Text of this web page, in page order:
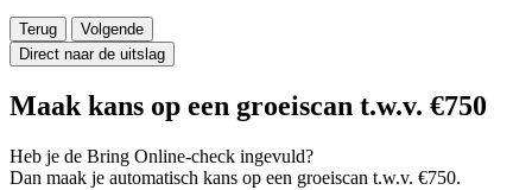
Terug
Volgende
Direct naar de uitslag
Maak kans op een groeiscan t.w.v. €750
Heb je de Bring Online-check ingevuld?
Dan maak je automatisch kans op een groeiscan t.w.v. €750.